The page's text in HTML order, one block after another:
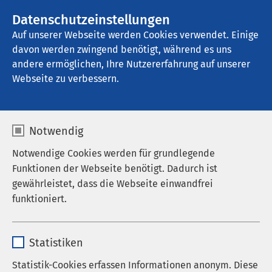
Datenschutzeinstellungen
Auf unserer Webseite werden Cookies verwendet. Einige
davon werden zwingend benötigt, während es uns
andere ermöglichen, Ihre Nutzererfahrung auf unserer
Webseite zu verbessern.
Notwendig
Notwendige Cookies werden für grundlegende
Funktionen der Webseite benötigt. Dadurch ist
gewährleistet, dass die Webseite einwandfrei
funktioniert.
Anbieter sgalinski
Statistiken
Statistik-Cookies erfassen Informationen anonym. Diese
AMEOS Klinikum für Forensische
Psychiatrie und Psychotherapie Neustadt